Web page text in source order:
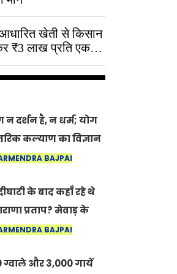
आधारित खेती से किसान
₹3 लाख प्रति एकड़
न दर्शन है, न धर्म; योग
कल्याण का विज्ञान
योग दिवस
BAJPAI
के बाद कहाँ रहे थे
प्रताप? मेवाड़ के
का वह अनकहा
है
BAJPAI
ग्वाले और 3,000 गायें